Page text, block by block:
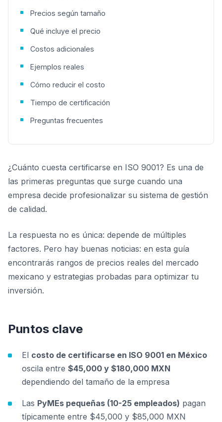
¿Cuánto cuesta certificarse en ISO 9001? Es una de
las primeras preguntas que surge cuando una
empresa decide profesionalizar su sistema de gestión
de calidad.
La respuesta no es única: depende de múltiples
factores. Pero hay buenas noticias: en esta guía
encontrarás rangos de precios reales del mercado
mexicano y estrategias probadas para optimizar tu
inversión.
Puntos clave
El costo de certificarse en ISO 9001 en México
oscila entre $45,000 y $180,000 MXN
dependiendo del tamaño de la empresa
Las PyMEs pequeñas (10-25 empleados) pagan
típicamente entre $45,000 y $85,000 MXN
Precios según tamaño
Qué incluye el precio
Costos adicionales
Ejemplos reales
Cómo reducir el costo
Tiempo de certificación
Preguntas frecuentes